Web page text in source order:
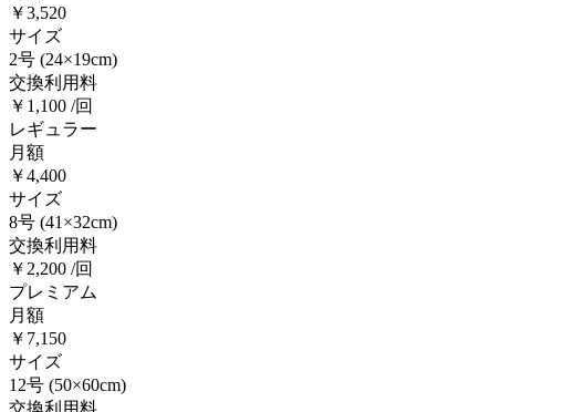
￥3,520
サイズ
2号 (24×19cm)
交換利用料
￥1,100 /回
レギュラー
月額
￥4,400
サイズ
8号 (41×32cm)
交換利用料
￥2,200 /回
プレミアム
月額
￥7,150
サイズ
12号 (50×60cm)
交換利用料